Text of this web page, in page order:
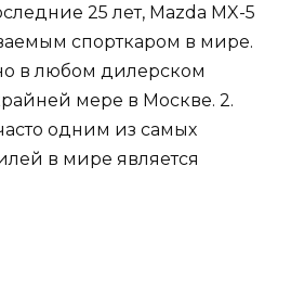
25 лет, Mazda MX-5
спорткаром в мире.
в любом дилерском
мере в Москве. 2.
одним из самых
в мире является